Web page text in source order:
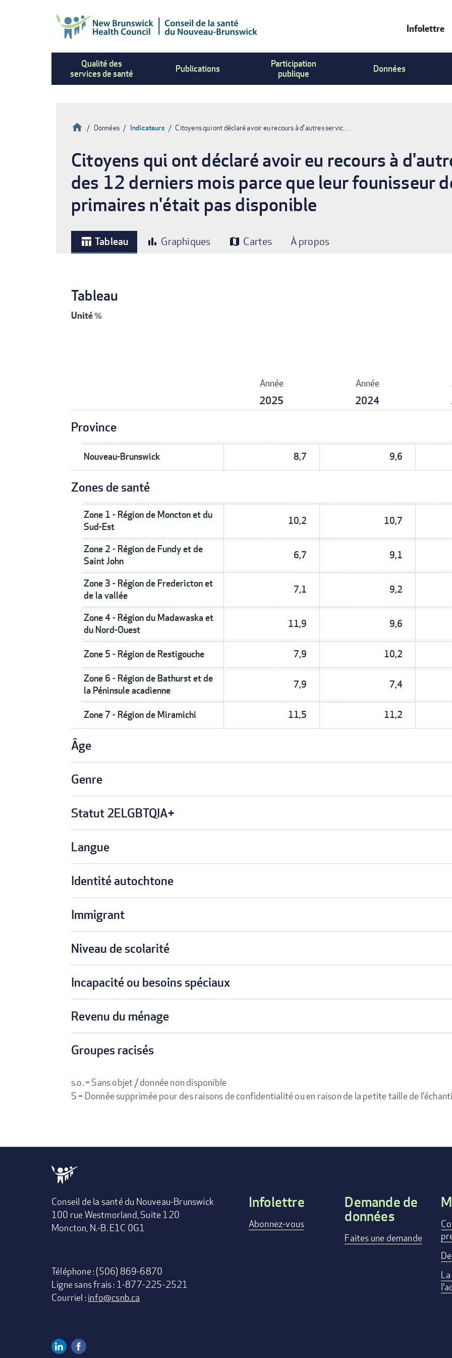
Menu
Infolettre
Qualité des
services de santé
Publications
Participation
publique
Données
Fil
d'Ariane
Accueil
Données Indicateurs Citoyens qui ont déclaré avoir eu recours à d'autres servic…
Citoyens qui ont déclaré avoir eu recours à
des 12 derniers mois parce que leur founisseur
primaires n'était pas disponible
table_chart Tableau bar_chart Graphiques map Cartes À propos
Tableau
Unité%
Année
2025
Année
2024
Province
Nouveau-Brunswick 8,7 9,6
Zones de santé
Zone 1 - Région de Moncton et du
Sud-Est
10,2 10,7
Zone 2 - Région de Fundy et de
Saint John
6,7 9,1
Zone 3 - Région de Fredericton et
de la vallée
7,1 9,2
Zone 4 - Région du Madawaska et
du Nord-Ouest
11,9 9,6
Zone 5 - Région de Restigouche 7,9 10,2
Zone 6 - Région de Bathurst et de
la Péninsule acadienne
7,9 7,4
Zone 7 - Région de Miramichi 11,5 11,2
Âge
Genre
Statut 2ELGBTQIA+
Langue
Identité autochtone
Immigrant
Niveau de scolarité
Incapacité ou besoins spéciaux
Revenu du ménage
Groupes racisés
s.o. = Sans objet / donnée non disponible
S = Donnée supprimée pour des raisons de confidentialité ou en raison de la petite taille de
Conseil de la santé du Nouveau-Brunswick
100 rue Westmorland, Suite 120
Moncton, N.-B. E1C 0G1
Téléphone : (506) 869-6870
Ligne sans frais : 1-877-225-2521
Courriel :info@csnb.ca
Footer
Infolettre
Abonnez-vous
Demande de
données
Faites une demande
Linkedin